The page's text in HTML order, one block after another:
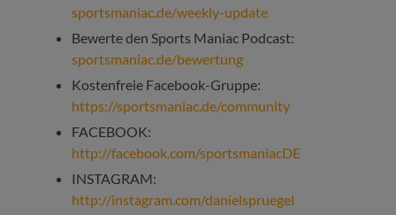
sportsmaniac.de/weekly-update
Bewerte den Sports Maniac Podcast:
sportsmaniac.de/bewertung
Kostenfreie Facebook-Gruppe:
https://sportsmaniac.de/community
FACEBOOK:
http://facebook.com/sportsmaniacDE
INSTAGRAM:
http://instagram.com/danielspruegel